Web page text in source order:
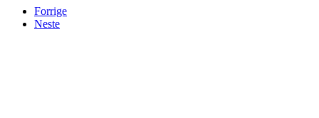
Forrige
Neste